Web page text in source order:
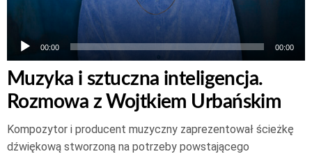
00:00 00:00
Muzyka i sztuczna inteligencja.
Rozmowa z Wojtkiem Urbańskim
Kompozytor i producent muzyczny zaprezentował ścieżkę
dźwiękową stworzoną na potrzeby powstającego